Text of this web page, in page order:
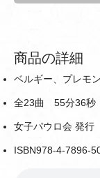
商品の詳細
ベルギー、プレモ
全23曲 55分36秒
女子パウロ会 発行
ISBN978-4-7896-